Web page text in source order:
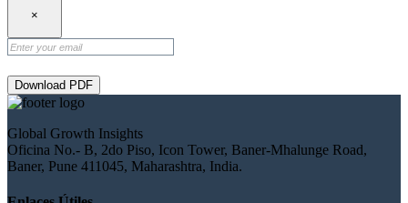
×
Download PDF
Global Growth Insights
Oficina No.- B, 2do Piso, Icon Tower, Baner-Mhalunge Road,
Baner, Pune 411045, Maharashtra, India.